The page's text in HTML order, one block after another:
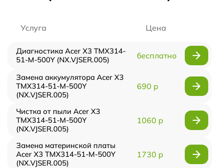
Услуга Цена
Диагностика Acer X3 TMX314-
51-M-500Y (NX.VJSER.005)
бесплатно
Замена аккумулятора Acer X3
TMX314-51-M-500Y
(NX.VJSER.005)
690 р
Чистка от пыли Acer X3
TMX314-51-M-500Y
(NX.VJSER.005)
1060 р
Замена материнской платы
Acer X3 TMX314-51-M-500Y
(NX.VJSER.005)
1730 р